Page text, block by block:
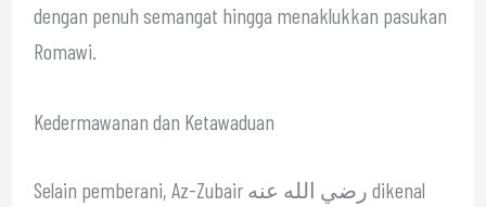
dengan penuh semangat hingga menaklukkan pasukan
Romawi.
Kedermawanan dan Ketawaduan
Selain pemberani, Az-Zubair رضي الله عنه dikenal